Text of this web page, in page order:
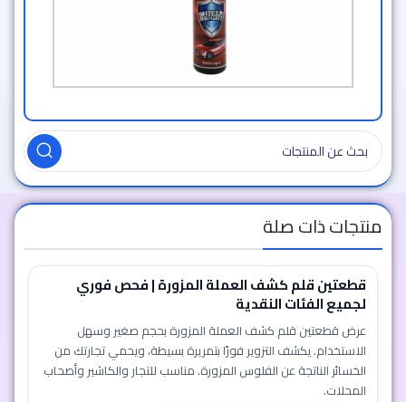
منتجات ذات صلة
قطعتين قلم كشف العملة المزورة | فحص فوري
لجميع الفئات النقدية
عرض قطعتين قلم كشف العملة المزورة بحجم صغير وسهل
الاستخدام. يكشف التزوير فورًا بتمريرة بسيطة، ويحمي تجارتك من
الخسائر الناتجة عن الفلوس المزورة. مناسب للتجار والكاشير وأصحاب
المحلات.